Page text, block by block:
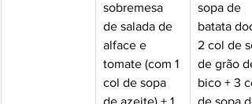
sobremesa
de salada de
alface e
tomate (com 1
col de sopa
de azeite) + 1
sopa de
batata
2 col de
de grão
bico + 3
de sopa